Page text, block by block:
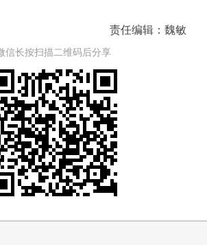
责任编辑：魏敏
信长按扫描二维码后分享